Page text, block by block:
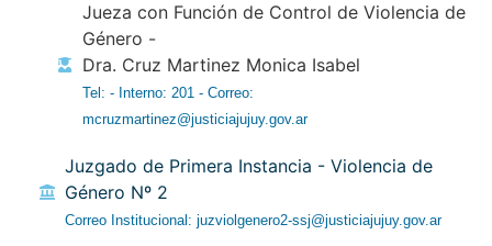
Jueza con Función de Control de Violencia de
Género -
Dra. Cruz Martinez Monica Isabel
Tel: - Interno: 201 - Correo:
mcruzmartinez@justiciajujuy.gov.ar
Juzgado de Primera Instancia - Violencia de
Género Nº 2
Correo Institucional: juzviolgenero2-ssj@justiciajujuy.gov.ar